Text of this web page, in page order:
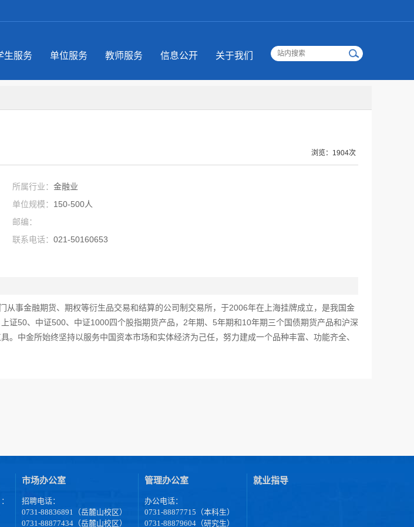
生服务 单位服务 教师服务 信息公开 关于我们
浏览：1904次
所属行业：金融业
单位规模： 150-500人
邮编：
联系电话：021-50160653
事金融期货、期权等衍生品交易和结算的公司制交易所，于2006年在上海挂牌成立，是我国金
50、中证500、中证1000四个股指期货产品，2年期、5年期和10年期三个国债期货产品和沪深
中金所始终坚持以服务中国资本市场和实体经济为己任，努力建成一个品种丰富、功能齐全、
市场办公室
招聘电话：
0731-88836891（岳麓山校区）
0731-88877434（岳麓山校区）
管理办公室
办公电话：
0731-88877715（本科生）
0731-88879604（研究生）
就业指导